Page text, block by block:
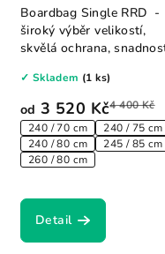
od 3 520 Kč4 400 Kč
240 / 70 cm
240 / 75 cm
240 / 80 cm
245 / 85 cm
260 / 80 cm
✓ Skladem (1 ks)
Detail
Boardbag Single RRD -
široký výběr velikostí,
skvělá ochrana,